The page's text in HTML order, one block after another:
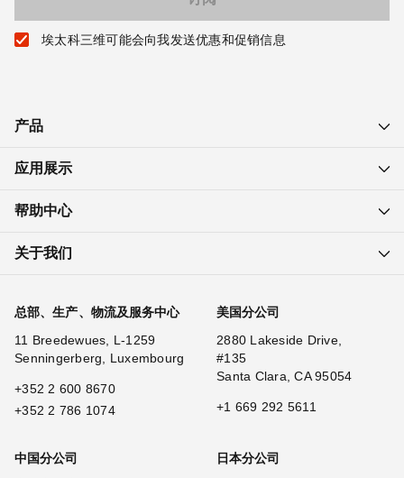
埃太科三维可能会向我发送优惠和促销信息
产品
应用展示
帮助中心
关于我们
总部、生产、物流及服务中心
11 Breedewues, L-1259
Senningerberg, Luxembourg
+352 2 600 8670
+352 2 786 1074
美国分公司
2880 Lakeside Drive,
#135
Santa Clara, CA 95054
+1 669 292 5611
中国分公司
日本分公司